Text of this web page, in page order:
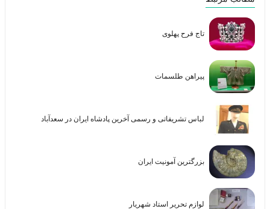
تاج فرح پهلوی
پیراهن طلسمات
لباس تشریفاتی و رسمی آخرین پادشاه ایران در سعدآباد
بزرگترین آمونیت ایران
لوازم تحریر استاد شهریار